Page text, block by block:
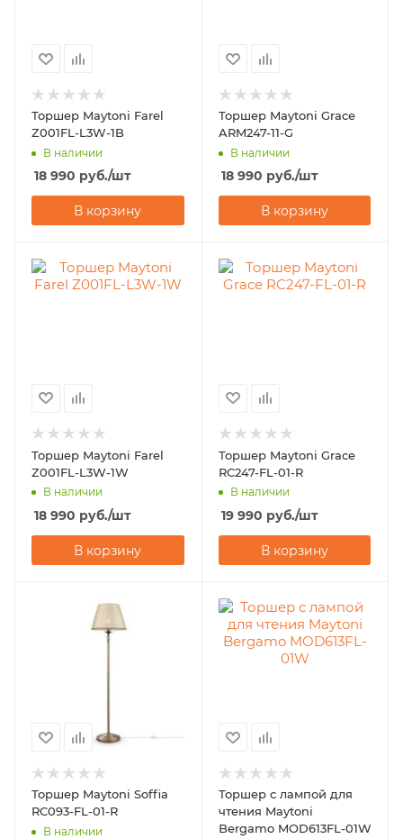
Торшер Maytoni Farel
Z001FL-L3W-1B
В наличии
18 990 руб./шт
В корзину
Торшер Maytoni Grace
ARM247-11-G
В наличии
18 990 руб./шт
В корзину
Торшер Maytoni Farel
Z001FL-L3W-1W
В наличии
18 990 руб./шт
В корзину
Торшер Maytoni Grace
RC247-FL-01-R
В наличии
19 990 руб./шт
В корзину
Торшер Maytoni Soffia
RC093-FL-01-R
В наличии
Торшер с лампой для
чтения Maytoni
Bergamo MOD613FL-01W